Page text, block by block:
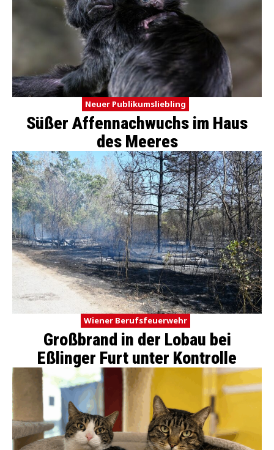
Neuer Publikumsliebling
Süßer Affennachwuchs im Haus
des Meeres
Wiener Berufsfeuerwehr
Großbrand in der Lobau bei
Eßlinger Furt unter Kontrolle